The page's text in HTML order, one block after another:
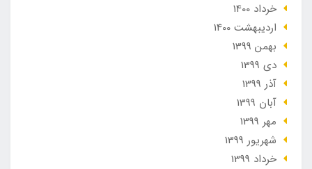
خرداد 1400
ارديبهشت 1400
بهمن 1399
دی 1399
آذر 1399
آبان 1399
مهر 1399
شهریور 1399
خرداد 1399